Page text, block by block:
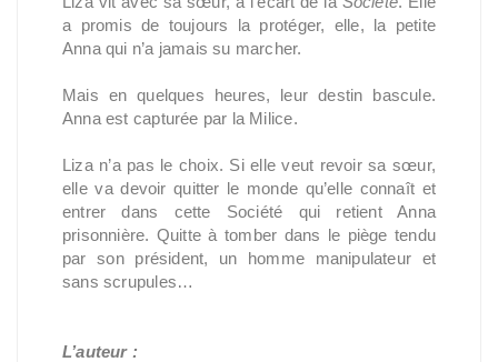
a promis de toujours la protéger, elle, la petite
Anna qui n’a jamais su marcher.
Mais en quelques heures, leur destin bascule.
Anna est capturée par la Milice.
Liza n’a pas le choix. Si elle veut revoir sa sœur,
elle va devoir quitter le monde qu’elle connaît et
entrer dans cette Société qui retient Anna
prisonnière. Quitte à tomber dans le piège tendu
par son président, un homme manipulateur et
sans scrupules…
L’auteur :